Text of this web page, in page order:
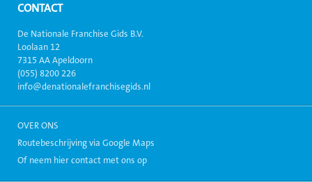
CONTACT
De Nationale Franchise Gids B.V.
Loolaan 12
7315 AA Apeldoorn
(055) 8200 226
info@denationalefranchisegids.nl
OVER ONS
Routebeschrijving via Google Maps
Of neem hier contact met ons op